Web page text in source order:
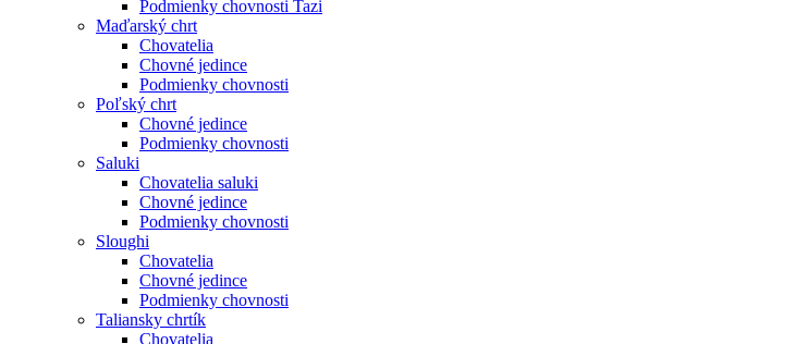
Podmienky chovnosti Tazi
Maďarský chrt
Chovatelia
Chovné jedince
Podmienky chovnosti
Poľský chrt
Chovné jedince
Podmienky chovnosti
Saluki
Chovatelia saluki
Chovné jedince
Podmienky chovnosti
Sloughi
Chovatelia
Chovné jedince
Podmienky chovnosti
Taliansky chrtík
Chovatelia